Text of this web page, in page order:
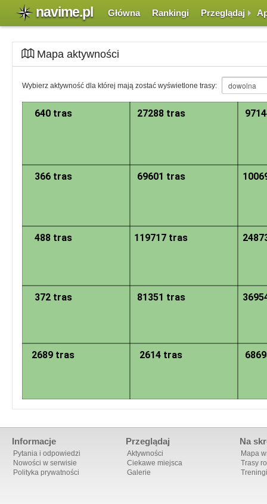
navime.pl Główna Rankingi Przeglądaj
Mapa aktywności
Mapa została podzielona na sektory. Każdy z sektorów zawiera
standardowy sposób, z tym, że po kliknięciu w dany sektor następuje
Wybierz aktywność dla której mają zostać wyświetlone trasy:
372 tras
2614 tras
2689 tras
119717 tras
488 tras
81351 tras
69601 tras
366 tras
27288 tras
640 tras
Informacje
Pytania i odpowiedzi
Nowości w serwisie
Polityka prywatności
Przeglądaj
Aktywności
Ciekawe miejsca
Galerie
Na
Mapa
Trasy